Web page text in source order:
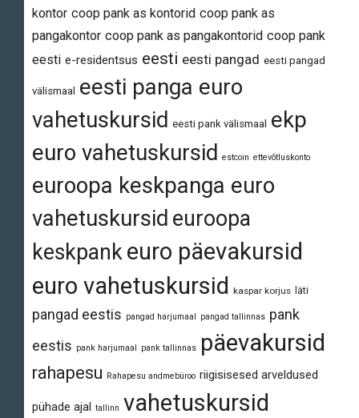
kontor coop pank as kontorid coop pank as
pangakontor coop pank as pangakontorid coop pank
eesti e-residentsus eesti eesti pangad eesti pangad
välismaal eesti panga euro
vahetuskursid eesti pank välismaal ekp
euro vahetuskursid estcoin ettevõtluskonto
euroopa keskpanga euro
vahetuskursid euroopa
keskpankeuro päevakursid
euro vahetuskursid kaspar korjus läti
pangad eestis pangad harjumaal pangad tallinnas pank
eestis pank harjumaal pank tallinnas päevakursid
rahapesu Rahapesu andmebüroo riigisisesed arveldused
pühade ajal tallinn vahetuskursid